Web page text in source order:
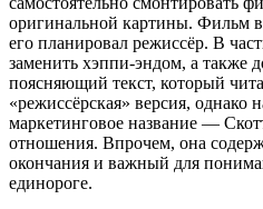
оригинальной картины. Фильм
его планировал режиссёр. В
заменить хэппи-эндом, а также
поясняющий текст, который
«режиссёрская» версия, однако
маркетинговое название —
отношения. Впрочем, она
окончания и важный для
единороге.